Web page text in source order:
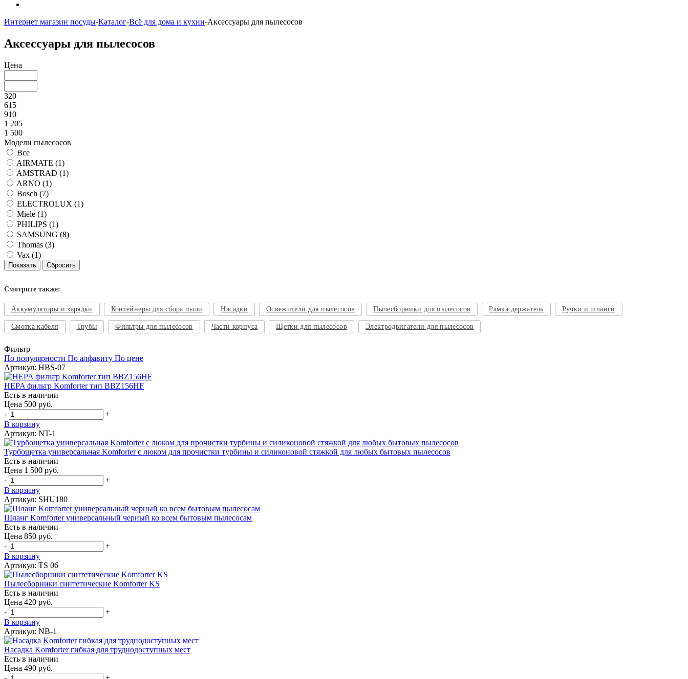
Интернет магазин посуды-Каталог-Всё для дома и кухни-Аксессуары для пылесосов
Аксессуары для пылесосов
Цена
320
615
910
1 205
1 500
Модели пылесосов
Все
AIRMATE (1)
AMSTRAD (1)
ARNO (1)
Bosch (7)
ELECTROLUX (1)
Miele (1)
PHILIPS (1)
SAMSUNG (8)
Thomas (3)
Vax (1)
Смотрите также:
Аккумуляторы и зарядки Контейнеры для сбора пыли Насадки Освежители для пылесосов Пылесборники для пылесосов Рамка держатель Ручки и шланги
Смотка кабеля Трубы Фильтры для пылесосов Части корпуса Щетки для пылесосов Электродвигатели для пылесосов
Фильтр
По популярности По алфавиту По цене
Артикул: HBS-07
HEPA фильтр Komforter тип BBZ156HF
Есть в наличии
Цена 500 руб.
-
+
В корзину
Артикул: NT-1
Турбощетка универсальная Komforter с люком для прочистки турбины и силиконовой стяжкой для любых бытовых пылесосов
Есть в наличии
Цена 1 500 руб.
-
+
В корзину
Артикул: SHU180
Шланг Komforter универсальный черный ко всем бытовым пылесосам
Есть в наличии
Цена 850 руб.
-
+
В корзину
Артикул: TS 06
Пылесборники синтетические Komforter KS
Есть в наличии
Цена 420 руб.
-
+
В корзину
Артикул: NB-1
Насадка Komforter гибкая для труднодоступных мест
Есть в наличии
Цена 490 руб.